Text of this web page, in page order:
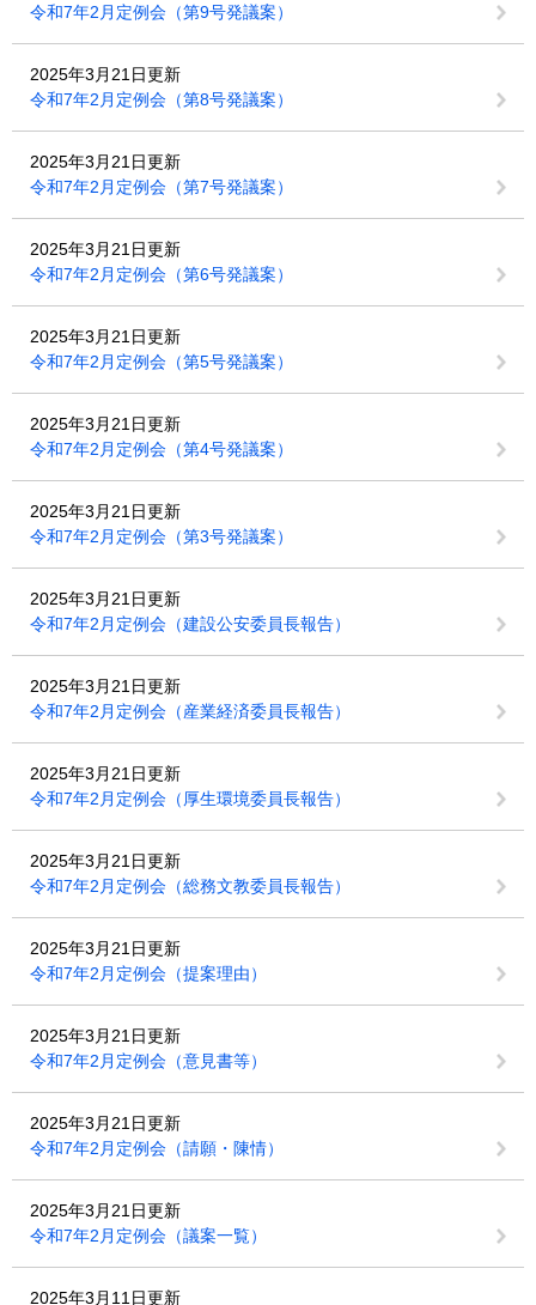
令和7年2月定例会（第9号発議案）
2025年3月21日更新
令和7年2月定例会（第8号発議案）
2025年3月21日更新
令和7年2月定例会（第7号発議案）
2025年3月21日更新
令和7年2月定例会（第6号発議案）
2025年3月21日更新
令和7年2月定例会（第5号発議案）
2025年3月21日更新
令和7年2月定例会（第4号発議案）
2025年3月21日更新
令和7年2月定例会（第3号発議案）
2025年3月21日更新
令和7年2月定例会（建設公安委員長報告）
2025年3月21日更新
令和7年2月定例会（産業経済委員長報告）
2025年3月21日更新
令和7年2月定例会（厚生環境委員長報告）
2025年3月21日更新
令和7年2月定例会（総務文教委員長報告）
2025年3月21日更新
令和7年2月定例会（提案理由）
2025年3月21日更新
令和7年2月定例会（意見書等）
2025年3月21日更新
令和7年2月定例会（請願・陳情）
2025年3月21日更新
令和7年2月定例会（議案一覧）
2025年3月11日更新